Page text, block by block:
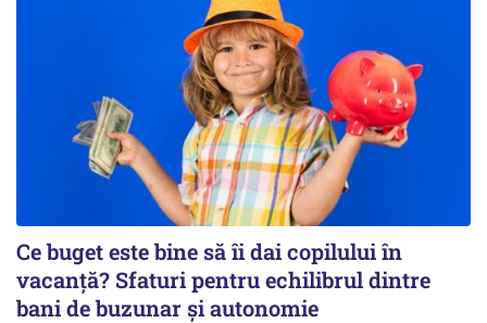
Ce buget este bine să îi dai copilului în
vacanță? Sfaturi pentru echilibrul dintre
bani de buzunar și autonomie